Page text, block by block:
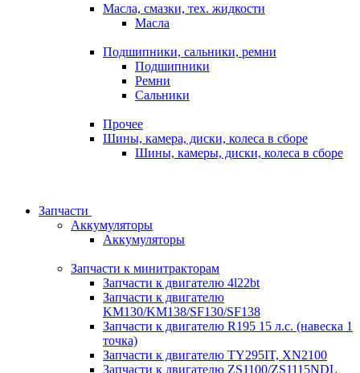
Масла, смазки, тех. жидкости
Масла
Подшипники, сальники, ремни
Подшипники
Ремни
Сальники
Прочее
Шины, камера, диски, колеса в сборе
Шины, камеры, диски, колеса в сборе
Запчасти
Аккумуляторы
Аккумуляторы
Запчасти к минитракторам
Запчасти к двигателю 4l22bt
Запчасти к двигателю
KM130/KM138/SF130/SF138
Запчасти к двигателю R195 15 л.с. (навеска 1
точка)
Запчасти к двигателю TY295IT, XN2100
Запчасти к двигателю ZS1100/ZS1115NDL